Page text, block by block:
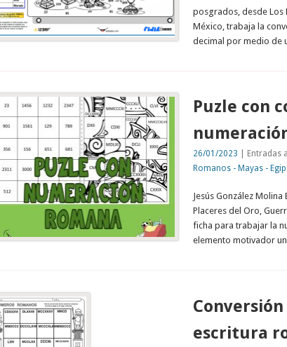
posgrados, desde Los
México, trabaja la
decimal por medio de
Puzle con
26/01/2023 | Entradas
Romanos - Mayas -
Jesús González Molina
Placeres del Oro,
ficha para trabajar la
elemento motivador
escritura